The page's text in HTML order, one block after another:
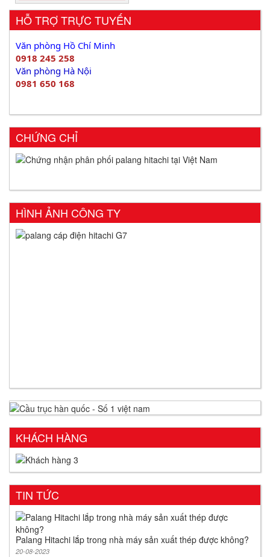
HỖ TRỢ TRỰC TUYẾN
Văn phòng Hồ Chí Minh
0918 245 258
Văn phòng Hà Nội
0981 650 168
CHỨNG CHỈ
HÌNH ẢNH CÔNG TY
KHÁCH HÀNG
TIN TỨC
Palang Hitachi lắp trong nhà máy sản xuất thép được không?
20-08-2023